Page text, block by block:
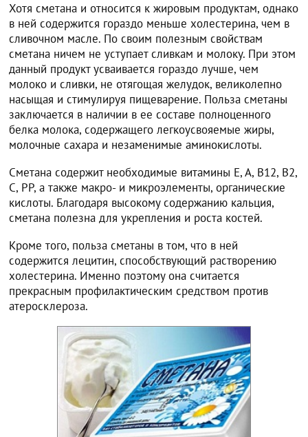
Хотя сметана и относится к жировым продуктам, однако
в ней содержится гораздо меньше холестерина, чем в
сливочном масле. По своим полезным свойствам
сметана ничем не уступает сливкам и молоку. При этом
данный продукт усваивается гораздо лучше, чем
молоко и сливки, не отягощая желудок, великолепно
насыщая и стимулируя пищеварение. Польза сметаны
заключается в наличии в ее составе полноценного
белка молока, содержащего легкоусвояемые жиры,
молочные сахара и незаменимые аминокислоты.
Сметана содержит необходимые витамины E, A, B12, B2,
С, PP, а также макро- и микроэлементы, органические
кислоты. Благодаря высокому содержанию кальция,
сметана полезна для укрепления и роста костей.
Кроме того, польза сметаны в том, что в ней
содержится лецитин, способствующий растворению
холестерина. Именно поэтому она считается
прекрасным профилактическим средством против
атеросклероза.